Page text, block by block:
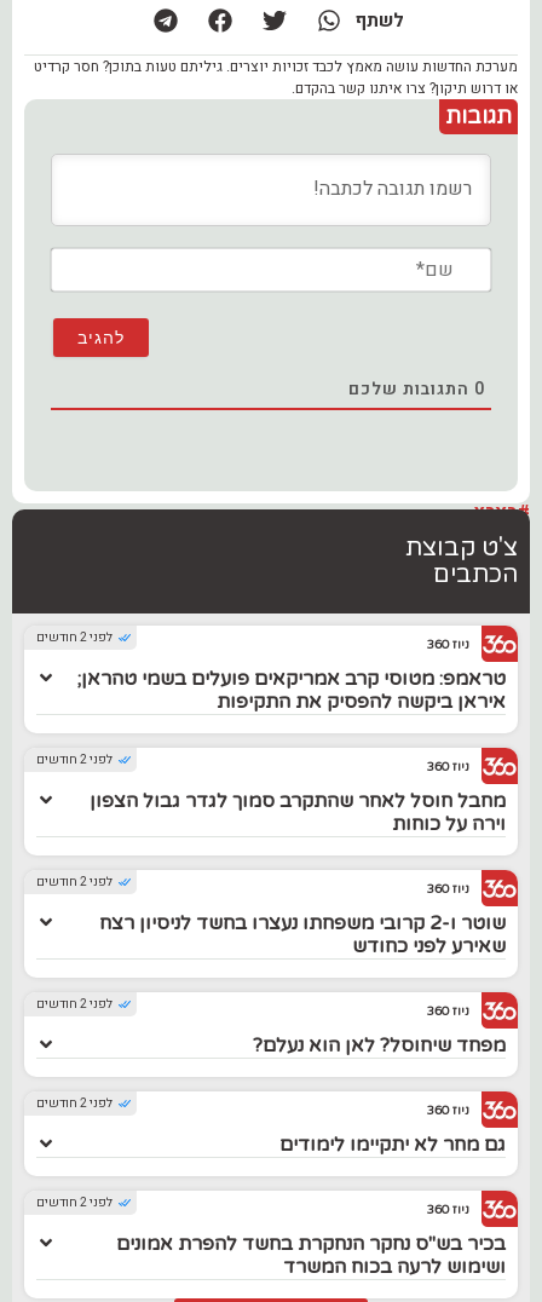
לשתף
מערכת החדשות עושה מאמץ לכבד זכויות יוצרים. גיליתם טעות בתוכן? חסר קרדיט
או דרוש תיקון? צרו איתנו קשר בהקדם.
תגובות
0 התגובות שלכם
#בארץ
צ'ט קבוצת
הכתבים
לפני 2 חודשים ניוז 360
טראמפ: מטוסי קרב אמריקאים פועלים בשמי טהראן;
איראן ביקשה להפסיק את התקיפות
לפני 2 חודשים ניוז 360
מחבל חוסל לאחר שהתקרב סמוך לגדר גבול הצפון
וירה על כוחות
לפני 2 חודשים ניוז 360
שוטר ו-2 קרובי משפחתו נעצרו בחשד לניסיון רצח
שאירע לפני כחודש
לפני 2 חודשים ניוז 360
מפחד שיחוסל? לאן הוא נעלם?
לפני 2 חודשים ניוז 360
גם מחר לא יתקיימו לימודים
לפני 2 חודשים ניוז 360
בכיר בש"ס נחקר הנחקרת בחשד להפרת אמונים
ושימוש לרעה בכוח המשרד